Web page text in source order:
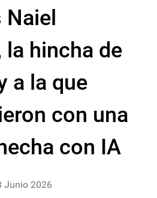
la hincha de
a la que
con una
con IA
Junio 2026